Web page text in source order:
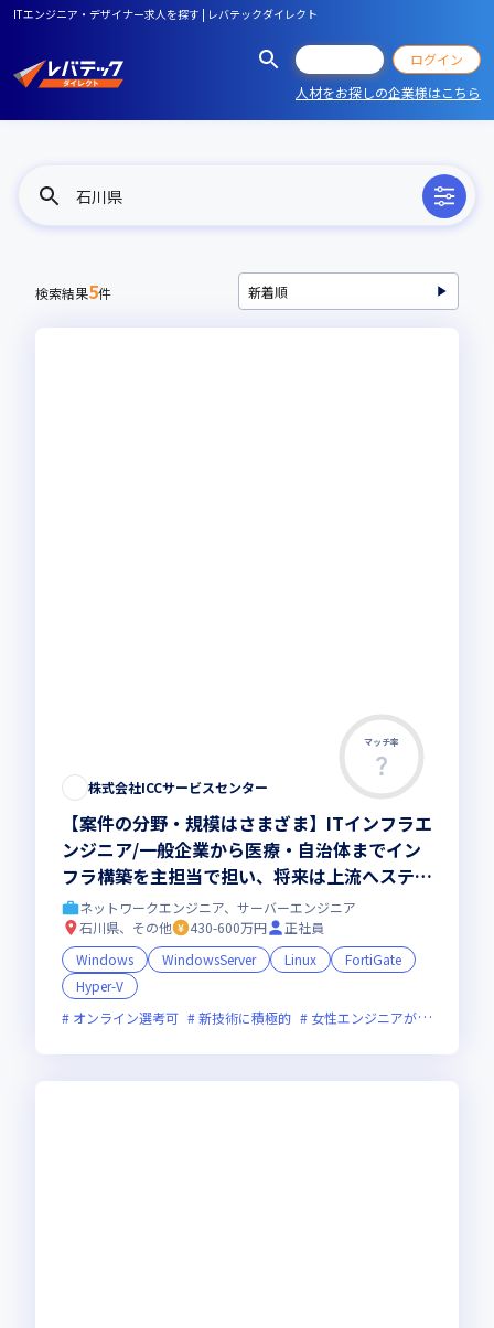
ITエンジニア・デザイナー求人を探す | レバテックダイレクト
ログイン
人材をお探しの企業様はこちら
石川県
検索結果5件
マッチ率
株式会社ICCサービスセンター
【案件の分野・規模はさまざま】ITインフラエ
ンジニア/一般企業から医療・自治体までイン
フラ構築を主担当で担い、将来は上流へステッ
プアップ可能
ネットワークエンジニア、サーバーエンジニア
石川県、その他
430-600万円
正社員
Windows
WindowsServer Linux
FortiGate
Hyper-V
オンライン選考可
新技術に積極的 女性エンジニアが活躍中